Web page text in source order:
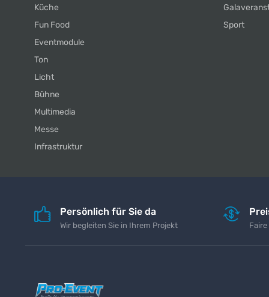
Küche
Fun Food
Eventmodule
Ton
Licht
Bühne
Multimedia
Messe
Infrastruktur
Sport
Persönlich für Sie da
Wir begleiten Sie in Ihrem Projekt